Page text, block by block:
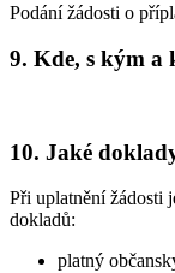
Podání žádosti o
9. Kde, s kým a
10. Jaké
Při uplatnění žádosti
dokladů:
platný